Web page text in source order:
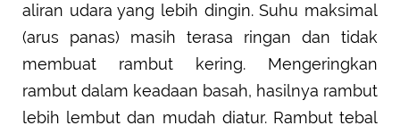
aliran udara yang lebih dingin. Suhu maksimal
(arus panas) masih terasa ringan dan tidak
membuat rambut kering. Mengeringkan
rambut dalam keadaan basah, hasilnya rambut
lebih lembut dan mudah diatur. Rambut tebal